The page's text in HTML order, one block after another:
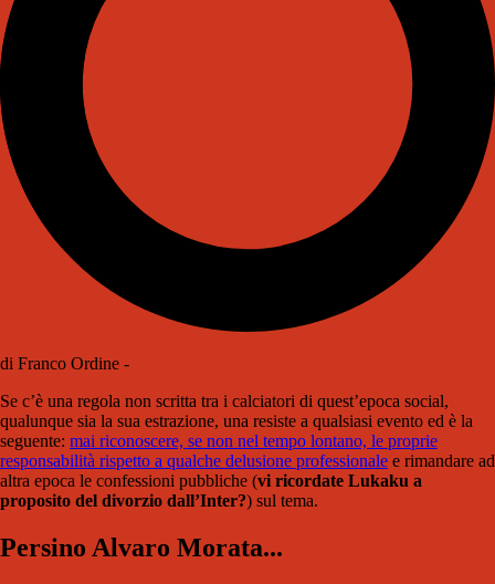
di Franco Ordine -
Se c’è una regola non scritta tra i calciatori di quest’epoca social,
qualunque sia la sua estrazione, una resiste a qualsiasi evento ed è la
seguente: mai riconoscere, se non nel tempo lontano, le proprie
responsabilità rispetto a qualche delusione professionale e rimandare ad
altra epoca le confessioni pubbliche (vi ricordate Lukaku a
proposito del divorzio dall’Inter?) sul tema.
Persino Alvaro Morata...